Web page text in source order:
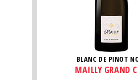
BLANC DE PINOT
MAILLY GRAND